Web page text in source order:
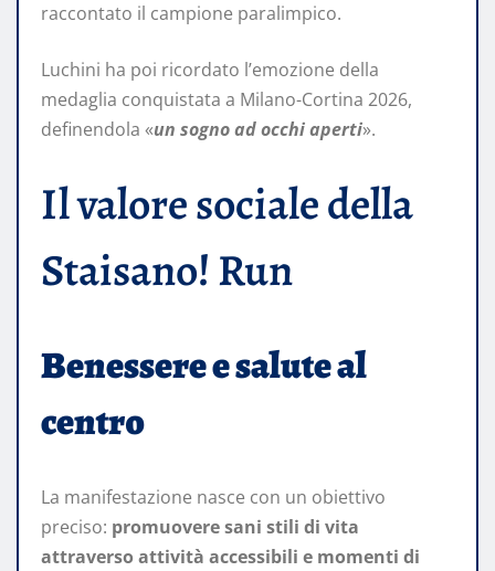
raccontato il campione paralimpico.
Luchini ha poi ricordato l’emozione della
medaglia conquistata a Milano-Cortina 2026,
definendola «un sogno ad occhi aperti».
Il valore sociale della
Staisano! Run
Benessere e salute al
centro
La manifestazione nasce con un obiettivo
preciso: promuovere sani stili di vita
attraverso attività accessibili e momenti di